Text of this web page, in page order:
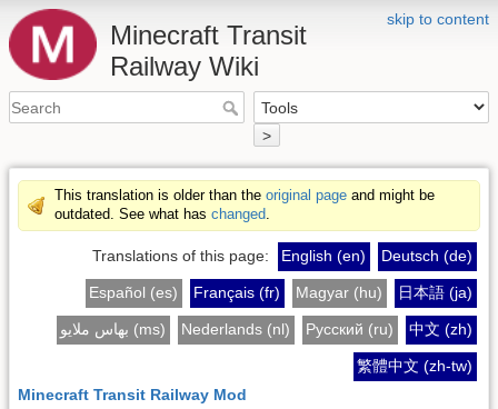
skip to content
Minecraft Transit
Railway Wiki
>
This translation is older than the original page and might be
outdated. See what has changed
Translations of this page: English (en) Deutsch (de)
Español (es) Français (fr) Magyar (hu) 日本語 (ja)
بهاس ملايو (ms) Nederlands (nl) Русский (ru) 中文 (zh)
繁體中文 (zh-tw)
Minecraft Transit Railway Mod